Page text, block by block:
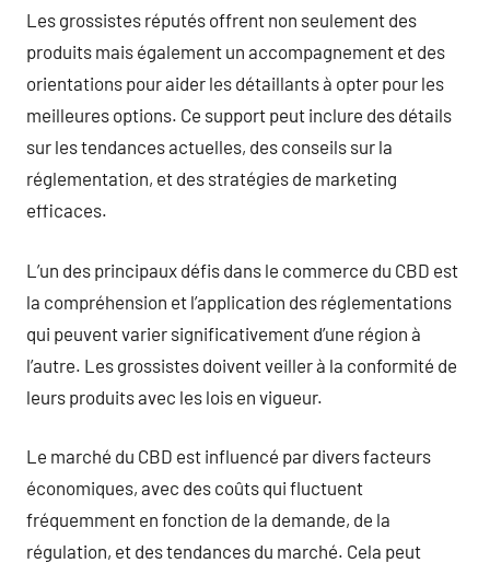
Les grossistes réputés offrent non seulement des
produits mais également un accompagnement et des
orientations pour aider les détaillants à opter pour les
meilleures options. Ce support peut inclure des détails
sur les tendances actuelles, des conseils sur la
réglementation, et des stratégies de marketing
efficaces.
L’un des principaux défis dans le commerce du CBD est
la compréhension et l’application des réglementations
qui peuvent varier significativement d’une région à
l’autre. Les grossistes doivent veiller à la conformité de
leurs produits avec les lois en vigueur.
Le marché du CBD est influencé par divers facteurs
économiques, avec des coûts qui fluctuent
fréquemment en fonction de la demande, de la
régulation, et des tendances du marché. Cela peut